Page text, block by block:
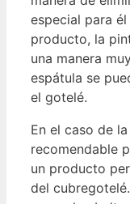
especial para él
producto, la
una manera
espátula se
el gotelé.
En el caso de
recomendable
un producto
del